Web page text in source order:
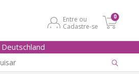
Entre ou
Cadastre-se
0
Deutschland